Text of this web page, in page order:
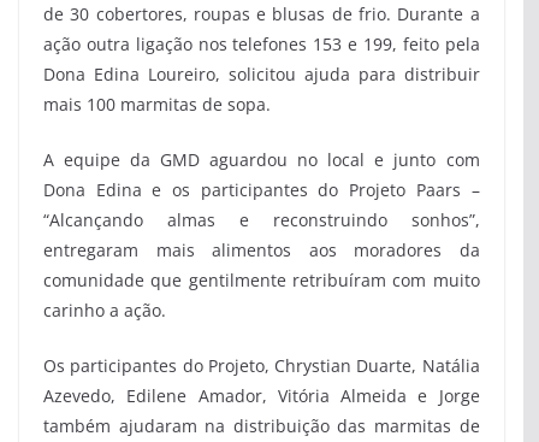
de 30 cobertores, roupas e blusas de frio. Durante a
ação outra ligação nos telefones 153 e 199, feito pela
Dona Edina Loureiro, solicitou ajuda para distribuir
mais 100 marmitas de sopa.
A equipe da GMD aguardou no local e junto com
Dona Edina e os participantes do Projeto Paars –
“Alcançando almas e reconstruindo sonhos”,
entregaram mais alimentos aos moradores da
comunidade que gentilmente retribuíram com muito
carinho a ação.
Os participantes do Projeto, Chrystian Duarte, Natália
Azevedo, Edilene Amador, Vitória Almeida e Jorge
também ajudaram na distribuição das marmitas de